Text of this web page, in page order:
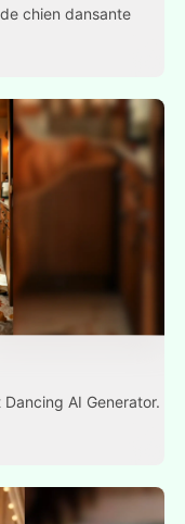
chien dansante
AI Generator.